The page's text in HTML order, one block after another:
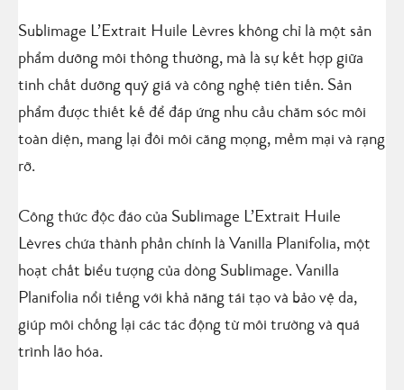
Sublimage L’Extrait Huile Lèvres không chỉ là một sản
phẩm dưỡng môi thông thường, mà là sự kết hợp giữa
tinh chất dưỡng quý giá và công nghệ tiên tiến. Sản
phẩm được thiết kế để đáp ứng nhu cầu chăm sóc môi
toàn diện, mang lại đôi môi căng mọng, mềm mại và rạng
rỡ.
Công thức độc đáo của Sublimage L’Extrait Huile
Lèvres chứa thành phần chính là Vanilla Planifolia, một
hoạt chất biểu tượng của dòng Sublimage. Vanilla
Planifolia nổi tiếng với khả năng tái tạo và bảo vệ da,
giúp môi chống lại các tác động từ môi trường và quá
trình lão hóa.